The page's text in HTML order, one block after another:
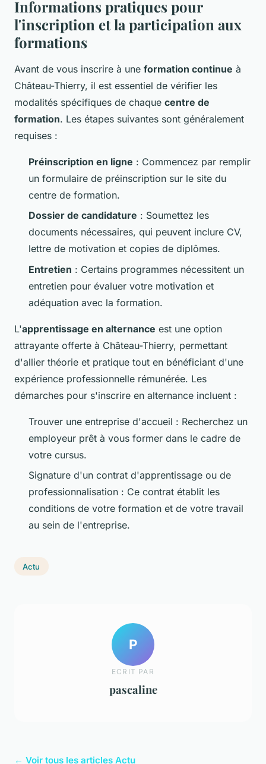
Informations pratiques pour
l'inscription et la participation aux
formations
Avant de vous inscrire à une formation continue à
Château-Thierry, il est essentiel de vérifier les
modalités spécifiques de chaque centre de
formation. Les étapes suivantes sont généralement
requises :
Préinscription en ligne : Commencez par remplir
un formulaire de préinscription sur le site du
centre de formation.
Dossier de candidature : Soumettez les
documents nécessaires, qui peuvent inclure CV,
lettre de motivation et copies de diplômes.
Entretien : Certains programmes nécessitent un
entretien pour évaluer votre motivation et
adéquation avec la formation.
L'apprentissage en alternance est une option
attrayante offerte à Château-Thierry, permettant
d'allier théorie et pratique tout en bénéficiant d'une
expérience professionnelle rémunérée. Les
démarches pour s'inscrire en alternance incluent :
Trouver une entreprise d'accueil : Recherchez un
employeur prêt à vous former dans le cadre de
votre cursus.
Signature d'un contrat d'apprentissage ou de
professionnalisation : Ce contrat établit les
conditions de votre formation et de votre travail
au sein de l'entreprise.
Actu
P
ECRIT PAR
pascaline
← Voir tous les articles Actu